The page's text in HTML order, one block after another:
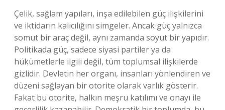
Çelik, sağlam yapıları, inşa edilebilen güç ilişkilerini
ve iktidarın kalıcılığını simgeler. Ancak güç yalnızca
somut bir araç değil, aynı zamanda soyut bir yapıdır.
Politikada güç, sadece siyasi partiler ya da
hükümetlerle ilgili değil, tüm toplumsal ilişkilerde
gizlidir. Devletin her organı, insanları yönlendiren ve
düzeni sağlayan bir otorite olarak varlık gösterir.
Fakat bu otorite, halkın meşru katılımı ve onayı ile